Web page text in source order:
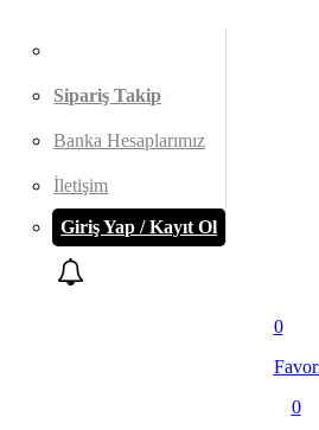
Sipariş Takip
Banka Hesaplarımız
İletişim
Giriş Yap / Kayıt Ol
0
0